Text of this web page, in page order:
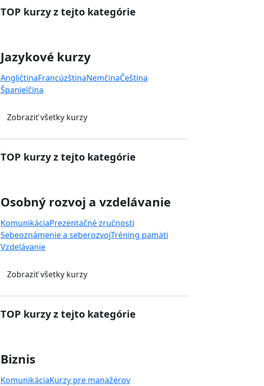
TOP kurzy z tejto kategórie
Jazykové kurzy
AngličtinaFrancúzštinaNemčinaČeština
Španielčina
Zobraziť všetky kurzy
TOP kurzy z tejto kategórie
Osobný rozvoj a vzdelávanie
KomunikáciaPrezentačné zručnosti
Sebeoznámenie a seberozvojTréning pamäti
Vzdelávanie
Zobraziť všetky kurzy
TOP kurzy z tejto kategórie
Biznis
KomunikáciaKurzy pre manažérov